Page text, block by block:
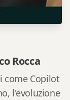
Rocca
come Copilot
l'evoluzione